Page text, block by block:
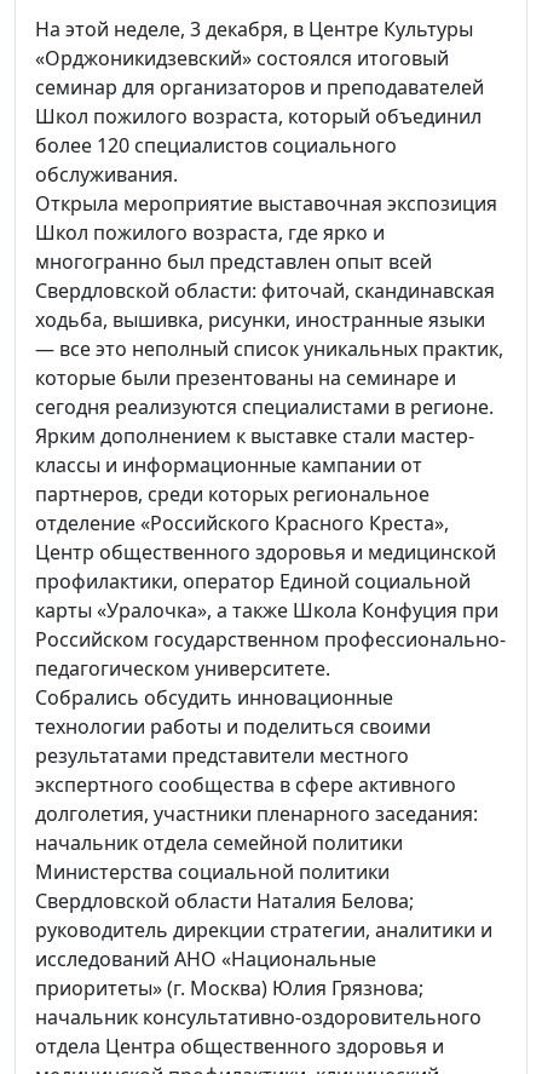
На этой неделе, 3 декабря, в Центре Культуры
«Орджоникидзевский» состоялся итоговый
семинар для организаторов и преподавателей
Школ пожилого возраста, который объединил
более 120 специалистов социального
обслуживания.
Открыла мероприятие выставочная экспозиция
Школ пожилого возраста, где ярко и
многогранно был представлен опыт всей
Свердловской области: фиточай, скандинавская
ходьба, вышивка, рисунки, иностранные языки
— все это неполный список уникальных практик,
которые были презентованы на семинаре и
сегодня реализуются специалистами в регионе.
Ярким дополнением к выставке стали мастер-
классы и информационные кампании от
партнеров, среди которых региональное
отделение «Российского Красного Креста»,
Центр общественного здоровья и медицинской
профилактики, оператор Единой социальной
карты «Уралочка», а также Школа Конфуция при
Российском государственном профессионально-
педагогическом университете.
Собрались обсудить инновационные
технологии работы и поделиться своими
результатами представители местного
экспертного сообщества в сфере активного
долголетия, участники пленарного заседания:
начальник отдела семейной политики
Министерства социальной политики
Свердловской области Наталия Белова;
руководитель дирекции стратегии, аналитики и
исследований АНО «Национальные
приоритеты» (г. Москва) Юлия Грязнова;
начальник консультативно-оздоровительного
отдела Центра общественного здоровья и